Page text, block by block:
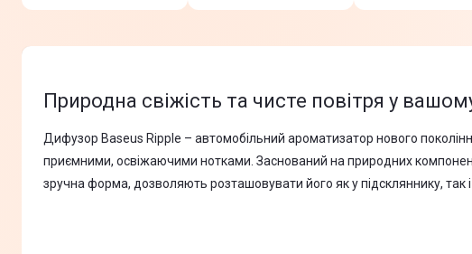
Природна свіжість та чисте повітря у
Дифузор Baseus Ripple – автомобільний ароматизатор нового
приємними, освіжаючими нотками. Заснований на природних
зручна форма, дозволяють розташовувати його як у підскляннику, так